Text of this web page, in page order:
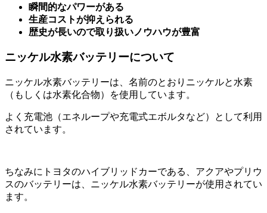
瞬間的なパワーがある
生産コストが抑えられる
歴史が長いので取り扱いノウハウが豊富
ニッケル水素バッテリーについて
ニッケル水素バッテリーは、名前のとおりニッケルと水素
（もしくは水素化合物）を使用しています。
よく充電池（エネループや充電式エボルタなど）として利用
されています。
ちなみにトヨタのハイブリッドカーである、アクアやプリウ
スのバッテリーは、ニッケル水素バッテリーが使用されてい
ます。